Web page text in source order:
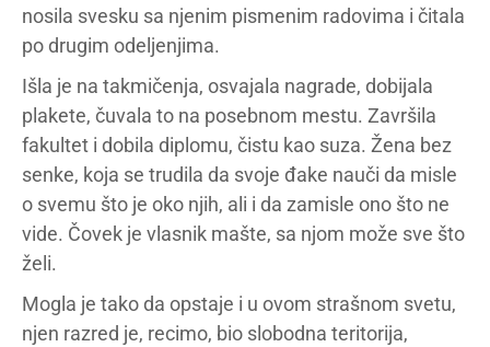
nosila svesku sa njenim pismenim radovima i čitala
po drugim odeljenjima.
Išla je na takmičenja, osvajala nagrade, dobijala
plakete, čuvala to na posebnom mestu. Završila
fakultet i dobila diplomu, čistu kao suza. Žena bez
senke, koja se trudila da svoje đake nauči da misle
o svemu što je oko njih, ali i da zamisle ono što ne
vide. Čovek je vlasnik mašte, sa njom može sve što
želi.
Mogla je tako da opstaje i u ovom strašnom svetu,
njen razred je, recimo, bio slobodna teritorija,